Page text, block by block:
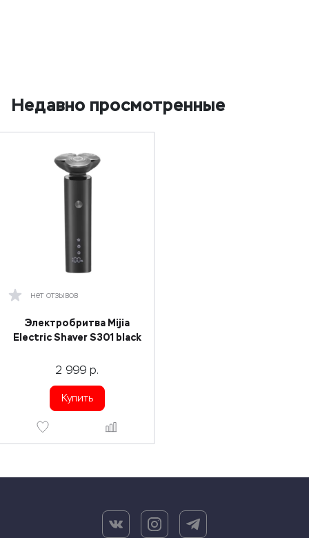
Недавно просмотренные
нет отзывов
Электробритва Mijia
Electric Shaver S301 black
2 999 р.
Купить